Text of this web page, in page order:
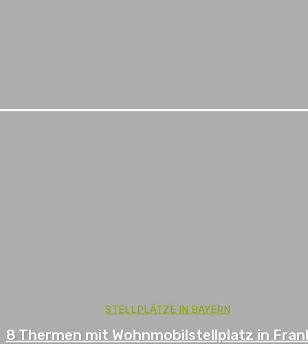
STELLPLÄTZE IN BAYERN
8 Thermen mit Wohnmobilstellplatz in